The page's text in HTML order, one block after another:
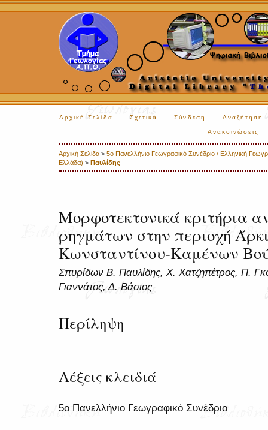
Αρχική Σελίδα Σχετικά Σύνδεση Αναζήτηση
Ανακοινώσεις
Αρχική Σελίδα > 5o Πανελλήνιο Γεωγραφικό Συνέδριο / Ελληνική
Ελλάδα) > Παυλίδης
Μορφοτεκτονικά κριτήρια
ρηγμάτων στην περιοχή
Κωνσταντίνου-Καμένων
Σπυρίδων Β. Παυλίδης, Χ. Χατζηπέτρος, Π.
Γιαννάτος, Δ. Βάσιος
Περίληψη
Λέξεις κλειδιά
5ο Πανελλήνιο Γεωγραφικό Συνέδριο